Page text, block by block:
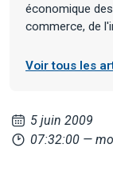
économique
commerce, de
Voir tous les
5 juin 2009
07:32:00 —